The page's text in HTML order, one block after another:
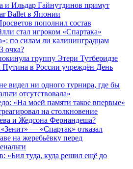
и Ильдар Гайнутдинов примут
Ballet в Японии
пополнил состав
стал игроком «Спартака»
по силам ли калининградцам
очка?
группу Этери Тутберидзе
в России учреждён День
видел ни одного турнира, где бы
отсутствовала»
«На моей памяти такое впервые»
на столкновение
и Жедсона Фернандеша?
— «Спартак» отказал
на жеребьёвку перед
«Бил туда, куда решил ещё до